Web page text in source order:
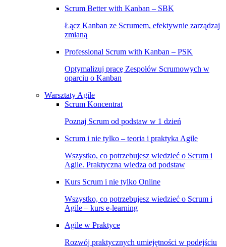
Scrum Better with Kanban – SBK
Łącz Kanban ze Scrumem, efektywnie zarządzaj
zmianą
Professional Scrum with Kanban – PSK
Optymalizuj pracę Zespołów Scrumowych w
oparciu o Kanban
Warsztaty Agile
Scrum Koncentrat
Poznaj Scrum od podstaw w 1 dzień
Scrum i nie tylko – teoria i praktyka Agile
Wszystko, co potrzebujesz wiedzieć o Scrum i
Agile. Praktyczna wiedza od podstaw
Kurs Scrum i nie tylko Online
Wszystko, co potrzebujesz wiedzieć o Scrum i
Agile – kurs e-learning
Agile w Praktyce
Rozwój praktycznych umiejętności w podejściu